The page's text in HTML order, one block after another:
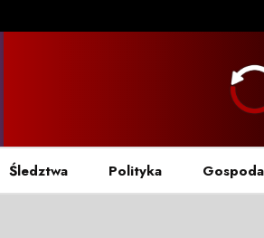
Śledztwa Polityka